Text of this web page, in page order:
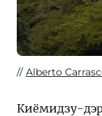
Alberto
Киёмидзу-